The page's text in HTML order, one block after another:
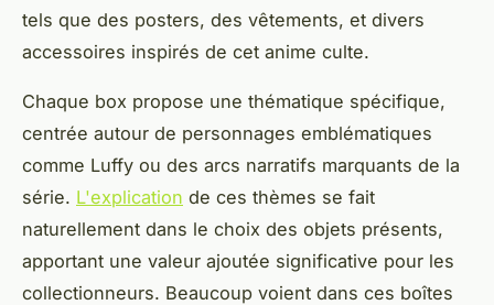
tels que des posters, des vêtements, et divers
accessoires inspirés de cet anime culte.
Chaque box propose une thématique spécifique,
centrée autour de personnages emblématiques
comme Luffy ou des arcs narratifs marquants de la
série. L'explication de ces thèmes se fait
naturellement dans le choix des objets présents,
apportant une valeur ajoutée significative pour les
collectionneurs. Beaucoup voient dans ces boîtes